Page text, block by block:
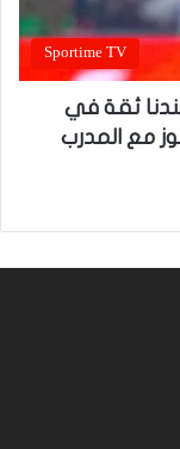
Sportime TV
ثقة في
مع المدرب